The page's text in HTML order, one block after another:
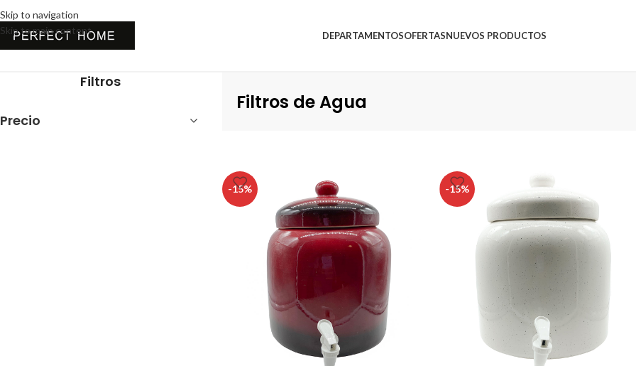
Skip to navigation
Skip to main content
DEPARTAMENTOSOFERTASNUEVOS PRODUCTOS
Filtros
Precio
Filtros de Agua
-15% -15%